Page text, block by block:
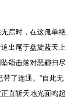
踪时，在这孤单绝
出尾于盘旋蓝天上
颂击落对恶霾扫尽
带了连通。”自此无
直斩天地光面鸣起